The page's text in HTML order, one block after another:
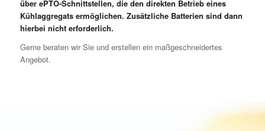
über ePTO-Schnittstellen, die den direkten Betrieb eines
Kühlaggregats ermöglichen. Zusätzliche Batterien sind dann
hierbei nicht erforderlich.
Gerne beraten wir Sie und erstellen ein maßgeschneidertes
Angebot.